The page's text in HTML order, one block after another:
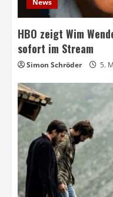
News
HBO zeigt Wim
sofort im Stream
Simon Schröder 5.